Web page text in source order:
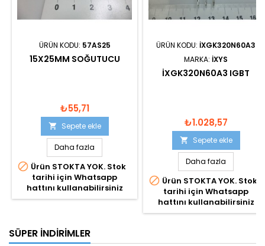
ÜRÜN KODU: 57AS25
15X25MM SOĞUTUCU
₺55,71
 Sepete ekle
Daha fazla
 Ürün STOKTA YOK. Stok
tarihi için Whatsapp
hattını kullanabilirsiniz
ÜRÜN KODU: IXGK320N60A3
MARKA: IXYS
IXGK320N60A3 IGBT
₺1.028,57
 Sepete ekle
Daha fazla
 Ürün STOKTA YOK. Stok
tarihi için Whatsapp
hattını kullanabilirsiniz
SÜPER İNDIRIMLER